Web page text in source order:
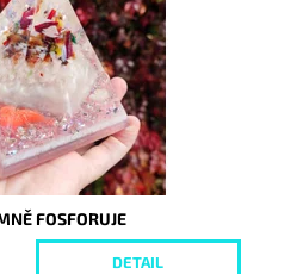
FOSFORUJE
DETAIL